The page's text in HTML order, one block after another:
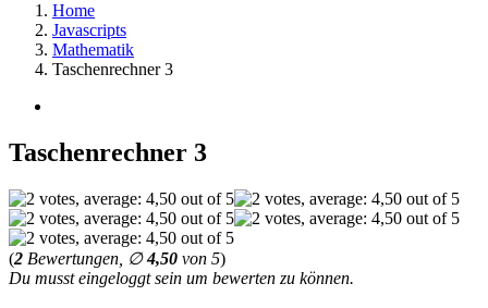
Home
Javascripts
Mathematik
Taschenrechner 3
Taschenrechner 3
(2 Bewertungen, ∅4,50 von 5)
Du musst eingeloggt sein um bewerten zu können.